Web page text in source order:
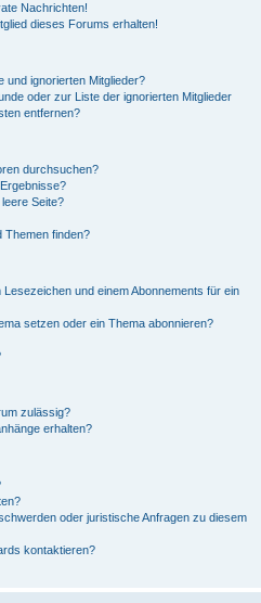
Nachrichten!
dieses Forums erhalten!
und ignorierten Mitglieder?
oder zur Liste der ignorierten Mitglieder
entfernen?
durchsuchen?
Seite?
Themen finden?
und einem Abonnements für ein
setzen oder ein Thema abonnieren?
zulässig?
erhalten?
oder juristische Anfragen zu diesem
kontaktieren?